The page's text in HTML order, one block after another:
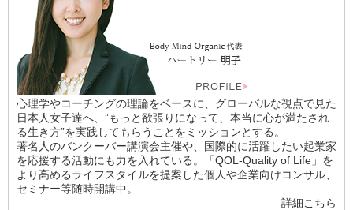
心理学やコーチングの理論をベースに、グローバルな視点で見た
日本人女子達へ、”もっと欲張りになって、本当に心が満たされ
る生き方”を実践してもらうことをミッションとする。
著名人のバンクーバー講演会主催や、国際的に活躍したい起業家
を応援する活動にも力を入れている。「QOL-Quality of Life」を
より高めるライフスタイルを提案した個人や企業向けコンサル、
セミナー等随時開講中。
詳細こちら